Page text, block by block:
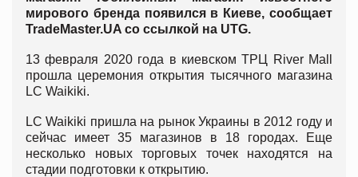
мирового бренда появился в Киеве, сообщает
TradeMaster.UA со ссылкой на UTG.
13 февраля 2020 года в киевском ТРЦ River Mall
прошла церемония открытия тысячного магазина
LC Waikiki.
LC Waikiki пришла на рынок Украины в 2012 году и
сейчас имеет 35 магазинов в 18 городах. Еще
несколько новых торговых точек находятся на
стадии подготовки к открытию.